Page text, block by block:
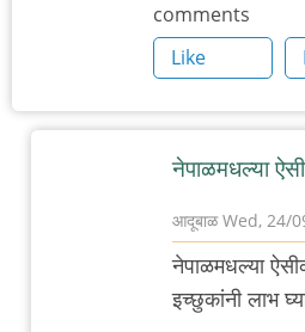
comments
Like
नेपाळमधल्या
आदूबाळWed, 24/
In
to
नेपाळमधल्या
इच्छुकांनी लाभ